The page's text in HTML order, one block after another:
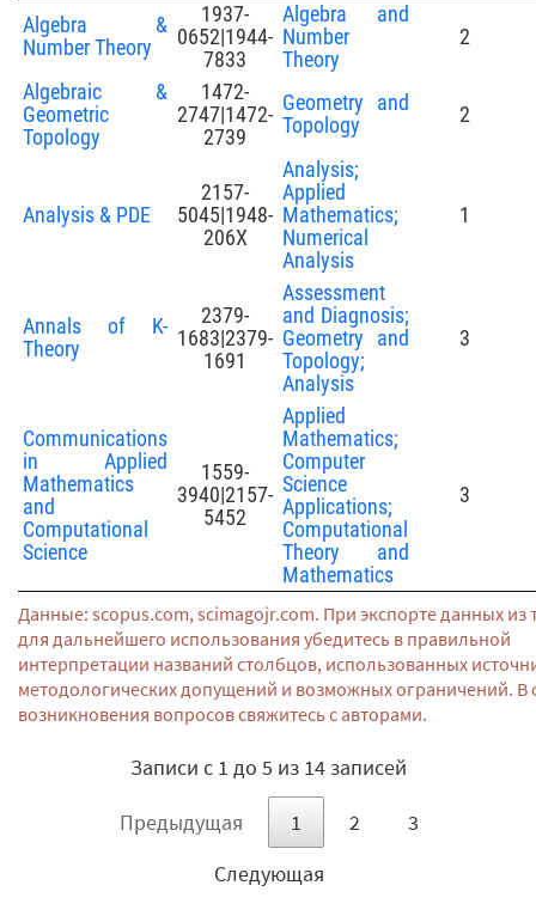
Данные: scopus.com, scimagojr.com. При экспорте данных из
для дальнейшего использования убедитесь в правильной
интерпретации названий столбцов, использованных
методологических допущений и возможных ограничений. В
возникновения вопросов свяжитесь с авторами.
Algebra &
Number Theory
1937-
0652|1944-
7833
Algebra and
Number
Theory
2
Algebraic &
Geometric
Topology
1472-
2747|1472-
2739
Geometry and
Topology
2
Analysis & PDE
2157-
5045|1948-
206X
Analysis;
Applied
Mathematics;
Numerical
Analysis
1
Annals of K-
Theory
2379-
1683|2379-
1691
Assessment
and Diagnosis;
Geometry and
Topology;
Analysis
3
Communications
in Applied
Mathematics
and
Computational
Science
1559-
3940|2157-
5452
Applied
Mathematics;
Computer
Science
Applications;
Computational
Theory and
Mathematics
3
Записи с 1 до 5 из 14 записей
Предыдущая 1 2
3
Следующая